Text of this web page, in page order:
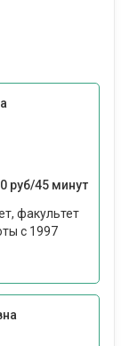
руб/45 минут
факультет
с 1997